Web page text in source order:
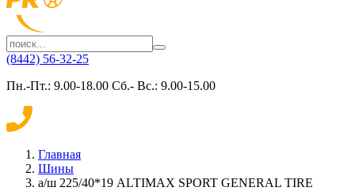
(8442) 56-32-25
Пн.-Пт.: 9.00-18.00 Сб.- Вс.: 9.00-15.00
Главная
Шины
а/ш 225/40*19 ALTIMAX SPORT GENERAL TIRE